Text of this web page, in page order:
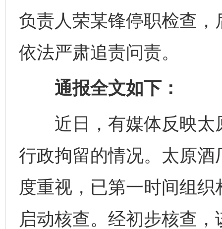
负责人荣某锋停职检查
依法严肃追责问责。
通报全文如下：
近日，有媒体反映太
行政拘留的情况。太原
度重视，已第一时间组
启动核查。经初步核查